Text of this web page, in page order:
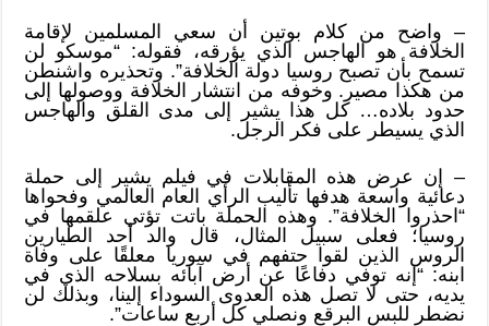
– واضح من كلام بوتين أن سعي المسلمين لإقامة
الخلافة هو الهاجس الذي يؤرقه، فقوله: “موسكو لن
تسمح بأن تصبح روسيا دولة الخلافة”. وتحذيره واشنطن
من هكذا مصير. وخوفه من انتشار الخلافة ووصولها إلى
حدود بلاده… كل هذا يشير إلى مدى القلق والهاجس
الذي يسيطر على فكر الرجل.
– إن عرض هذه المقابلات في فيلم يشير إلى حملة
دعائية واسعة هدفها تأليب الرأي العام العالمي وفحواها
“احذروا الخلافة”. وهذه الحملة باتت تؤتي علقمها في
روسيا؛ فعلى سبيل المثال، قال والد أحد الطيارين
الروس الذين لقوا حتفهم في سوريا معلقًا على وفاة
ابنه: “إنه توفي دفاعًا عن أرض آبائه بسلاحه الذي في
يديه، حتى لا تصل هذه العدوى السوداء إلينا، وبذلك لن
نضطر للبس البرقع ونصلي كل أربع ساعات”.